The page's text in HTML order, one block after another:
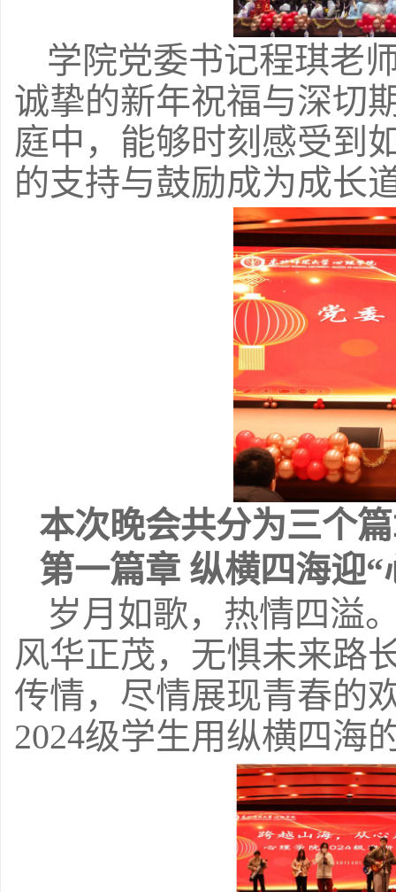
学院党委书记程琪老
诚挚的新年祝福与深切
庭中，能够时刻感受到
的支持与鼓励成为成长
本次晚会共分为三个
第一篇章 纵横四海迎“
岁月如歌，热情四溢
风华正茂，无惧未来路
传情，尽情展现青春的
2024级学生用纵横四海